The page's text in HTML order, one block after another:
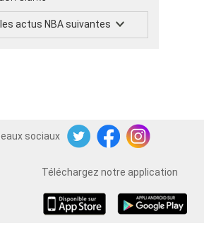
actus NBA suivantes
sociaux
TwitterFacebookInstagram
Téléchargez notre application